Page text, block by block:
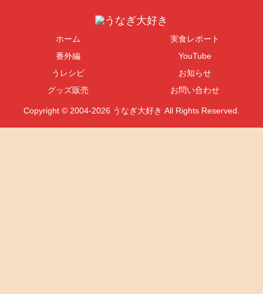
ホーム
実食レポート
番外編
YouTube
うレシピ
お知らせ
グッズ販売
お問い合わせ
Copyright © 2004-2026 うなぎ大好き All Rights Reserved.